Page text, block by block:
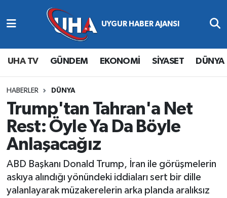
UHA TV GÜNDEM EKONOMİ SİYASET DÜNYA
HABERLER DÜNYA
Trump'tan Tahran'a Net
Rest: Öyle Ya Da Böyle
Anlaşacağız
ABD Başkanı Donald Trump, İran ile görüşmelerin
askıya alındığı yönündeki iddiaları sert bir dille
yalanlayarak müzakerelerin arka planda aralıksız
Abone Ol
Gündem
Ekonomi
Magazin
Siyaset
Spor
Yaşam
Nöbetçi Eczaneler
Hava Durumu
Namaz Vakitleri
Trafik Durumu
Süper Lig Puan Durumu ve Fikstür
Tüm Manşetler
Son Dakika Haberleri